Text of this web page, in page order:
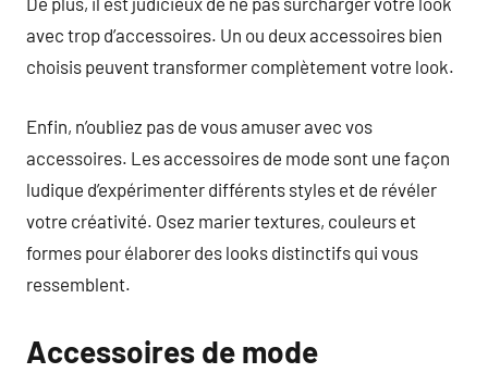
avec trop d’accessoires. Un ou deux accessoires bien
choisis peuvent transformer complètement votre look.
Enfin, n’oubliez pas de vous amuser avec vos
accessoires. Les accessoires de mode sont une façon
ludique d’expérimenter différents styles et de révéler
votre créativité. Osez marier textures, couleurs et
formes pour élaborer des looks distinctifs qui vous
ressemblent.
Accessoires de mode